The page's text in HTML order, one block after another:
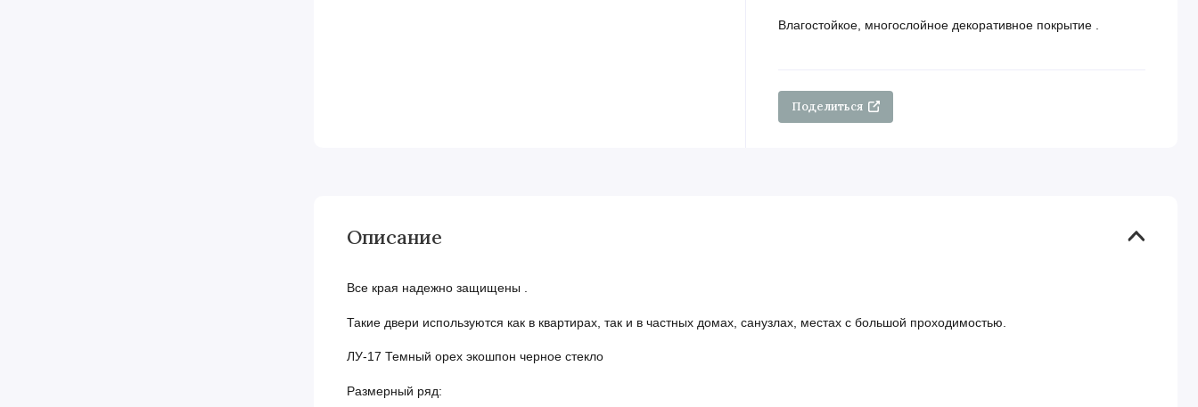
Влагостойкое, многослойное декоративное покрытие .
Поделиться
Описание
Все края надежно защищены .
Такие двери используются как в квартирах, так и в частных домах, санузлах, местах с большой проходимостью.
ЛУ-17 Темный орех экошпон черное стекло
Размерный ряд: